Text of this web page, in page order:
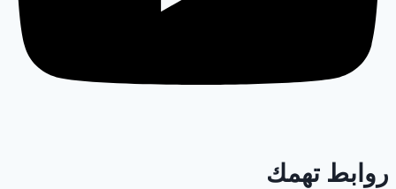
روابط تهمك